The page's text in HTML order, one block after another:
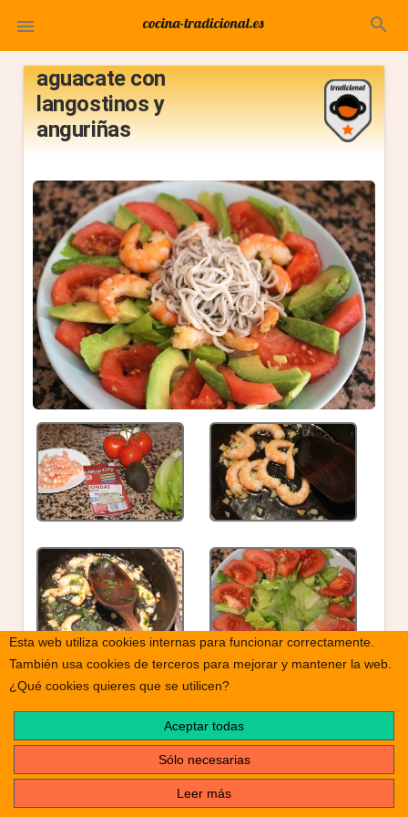
 search
templada de
aguacate con
langostinos y
anguriñas
Esta web utiliza cookies internas para funcionar correctamente.
También usa cookies de terceros para mejorar y mantener la web.
¿Qué cookies quieres que se utilicen?
Aceptar todas
Sólo necesarias
Leer más